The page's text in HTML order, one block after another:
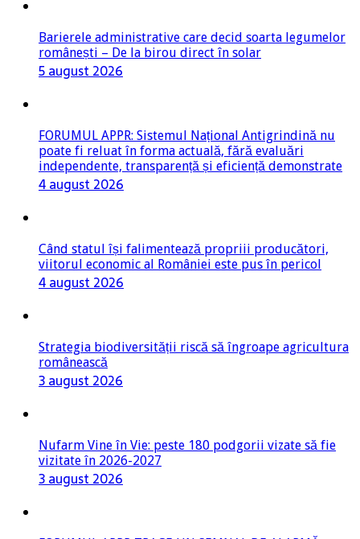
Barierele administrative care decid soarta legumelor
românești – De la birou direct în solar
5 august 2026
FORUMUL APPR: Sistemul Național Antigrindină nu
poate fi reluat în forma actuală, fără evaluări
independente, transparență și eficiență demonstrate
4 august 2026
Când statul își falimentează propriii producători,
viitorul economic al României este pus în pericol
4 august 2026
Strategia biodiversității riscă să îngroape agricultura
românească
3 august 2026
Nufarm Vine în Vie: peste 180 podgorii vizate să fie
vizitate în 2026-2027
3 august 2026